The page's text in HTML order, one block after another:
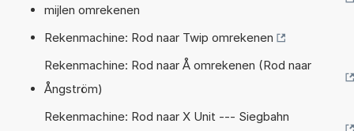
mijlen omrekenen
Rekenmachine: Rod naar Twip omrekenen
Rekenmachine: Rod naar Å omrekenen (Rod naar
Ångström)
Rekenmachine: Rod naar X Unit --- Siegbahn